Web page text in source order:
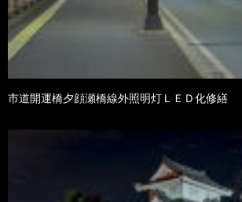
市道開運橋夕顔瀬橋線外照明灯ＬＥＤ化修繕